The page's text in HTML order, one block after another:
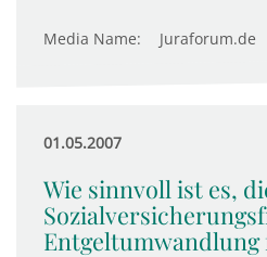
Media Name: Juraforum.de
01.05.2007
Wie sinnvoll ist es,